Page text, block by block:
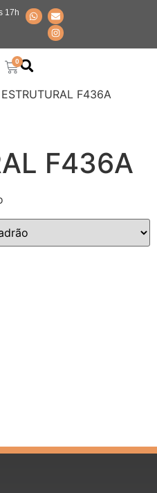
17h
0
F436A
F436A